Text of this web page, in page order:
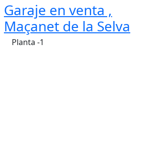
Garaje en venta ,
Maçanet de la Selva
Planta -1